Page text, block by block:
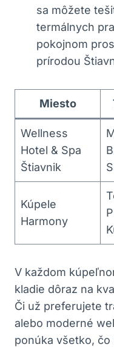
sa môžete
termálnych
pokojnom
prírodou
Miesto
Wellness
Hotel & Spa
Štiavnik
Kúpele
Harmony
V každom
kladie⁣ dôraz na
Či už preferujete
alebo moderné
ponúka všetko,